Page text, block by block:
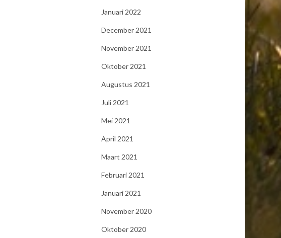
Januari 2022
December 2021
November 2021
Oktober 2021
Augustus 2021
Juli 2021
Mei 2021
April 2021
Maart 2021
Februari 2021
Januari 2021
November 2020
Oktober 2020